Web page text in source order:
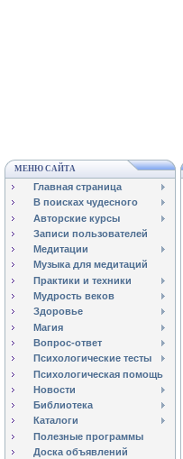
МЕНЮ САЙТА
Главная страница
В поисках чудесного
Авторские курсы
Записи пользователей
Медитации
Музыка для медитаций
Практики и техники
Мудрость веков
Здоровье
Магия
Вопрос-ответ
Психологические тесты
Психологическая помощь
Новости
Библиотека
Каталоги
Полезные программы
Доска объявлений